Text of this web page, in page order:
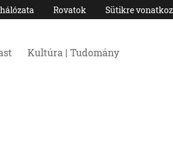
Rovatok Sütikre
Kultúra | Tudomány